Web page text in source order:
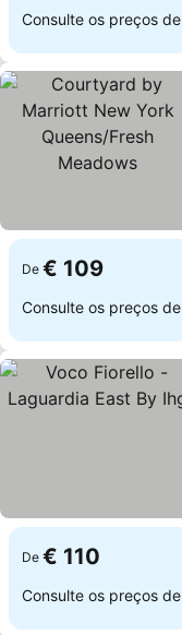
Consulte os preços de
De € 109
Consulte os preços de
De € 110
Consulte os preços de